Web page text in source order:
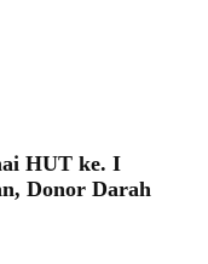
HUT ke. I
Donor Darah